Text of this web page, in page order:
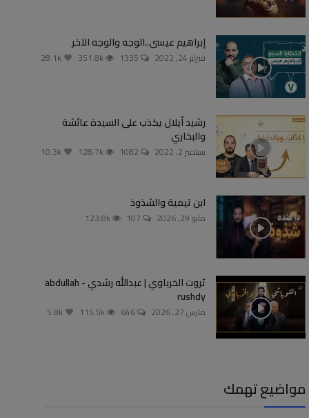
إبراهيم عيسى..الوجه والوجه الآخر
فبراير 24, 2022 1335
351.8k
رشيد أيلال يكذب على السيدة عائشة
والبخاري
سبتمبر 2, 2022 1082
128.7k
ابن تيمية والشذوذ
مايو 29, 2026 107
123.8k
ثروت الخرباوي | عبدالله رشدي - abdullah
rushdy
مارس 27, 2026 646
115.5k
مواضيع تهمك